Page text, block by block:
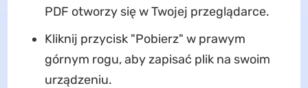
PDF otworzy się w Twojej przeglądarce.
Kliknij przycisk "Pobierz" w prawym
górnym rogu, aby zapisać plik na swoim
urządzeniu.